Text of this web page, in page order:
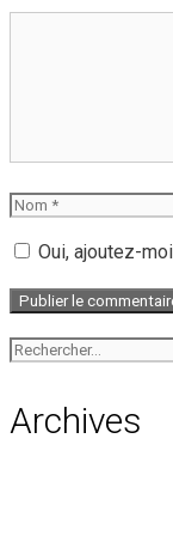
Nom
Oui, ajoutez-
Rechercher :
Archives